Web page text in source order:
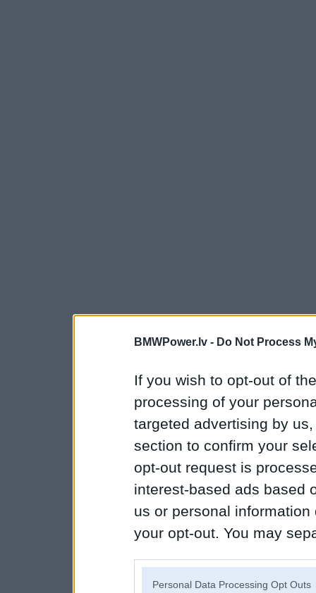
BMWPower.lv - Do Not Process
If you wish to opt-out of
processing of your
targeted advertising by
section to confirm your
opt-out request is
interest-based ads based
us or personal
your opt-out. You may
Personal Data Processing Opt Outs